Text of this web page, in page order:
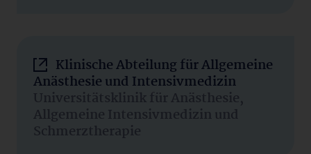
Klinische Abteilung für Allgemeine
Anästhesie und Intensivmedizin
Universitätsklinik für Anästhesie,
Allgemeine Intensivmedizin und
Schmerztherapie